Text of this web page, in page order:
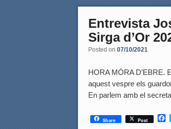
Entrevista
Sirga d’Or
Posted on 07/10/2021
HORA MÓRA D’EBRE.
aquest vespre els
En parlem amb el
Share Post
F